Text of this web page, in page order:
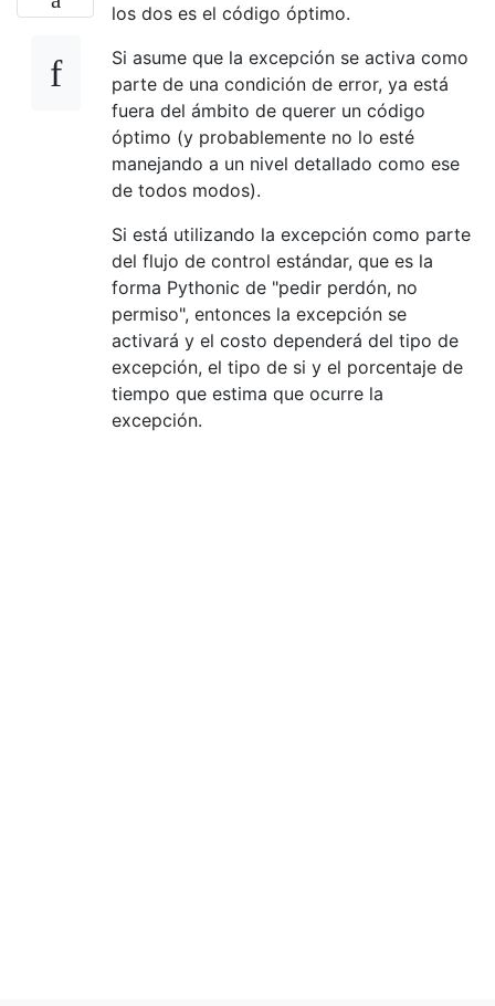
los dos es el código óptimo.
Si asume que la excepción se activa como
parte de una condición de error, ya está
fuera del ámbito de querer un código
óptimo (y probablemente no lo esté
manejando a un nivel detallado como ese
de todos modos).
Si está utilizando la excepción como parte
del flujo de control estándar, que es la
forma Pythonic de "pedir perdón, no
permiso", entonces la excepción se
activará y el costo dependerá del tipo de
excepción, el tipo de si y el porcentaje de
tiempo que estima que ocurre la
excepción.